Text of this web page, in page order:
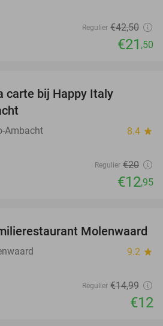
Regulier €42,50
€21 ,50
carte bij Happy Italy
Ambacht 8.4 star
Regulier €20
€12,95
20%
Molenwaard
9.2 star
Regulier €14,99
€12